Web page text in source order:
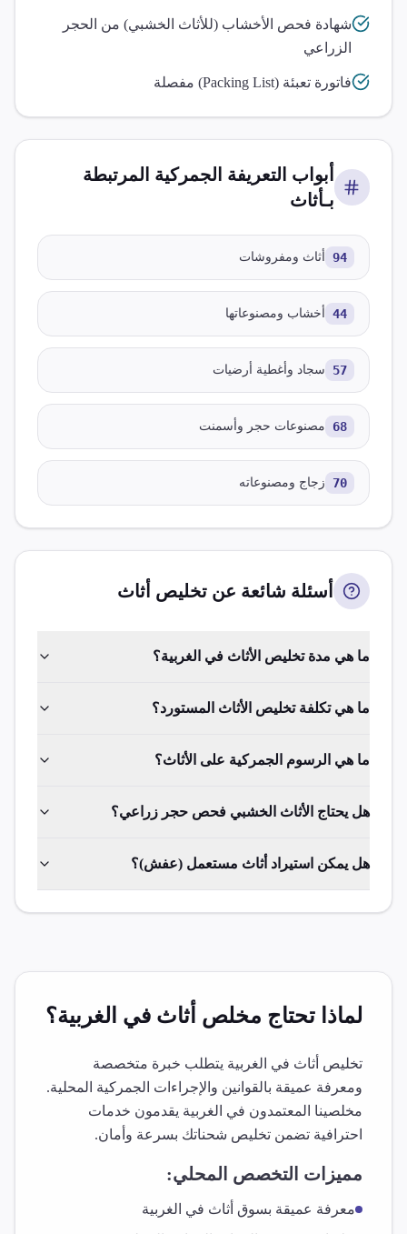
شهادة فحص الأخشاب (للأثاث الخشبي) من الحجر
الزراعي
فاتورة تعبئة (Packing List) مفصلة
أبواب التعريفة الجمركية المرتبطة
بـأثاث
94 أثاث ومفروشات
44 أخشاب ومصنوعاتها
57 سجاد وأغطية أرضيات
68 مصنوعات حجر وأسمنت
70 زجاج ومصنوعاته
أسئلة شائعة عن تخليص أثاث
ما هي مدة تخليص الأثاث في الغربية؟
ما هي تكلفة تخليص الأثاث المستورد؟
ما هي الرسوم الجمركية على الأثاث؟
هل يحتاج الأثاث الخشبي فحص حجر زراعي؟
هل يمكن استيراد أثاث مستعمل (عفش)؟
لماذا تحتاج مخلص أثاث في الغربية؟
تخليص أثاث في الغربية يتطلب خبرة متخصصة
ومعرفة عميقة بالقوانين والإجراءات الجمركية المحلية.
مخلصينا المعتمدون في الغربية يقدمون خدمات
احترافية تضمن تخليص شحناتك بسرعة وأمان.
مميزات التخصص المحلي:
معرفة عميقة بسوق أثاث في الغربية